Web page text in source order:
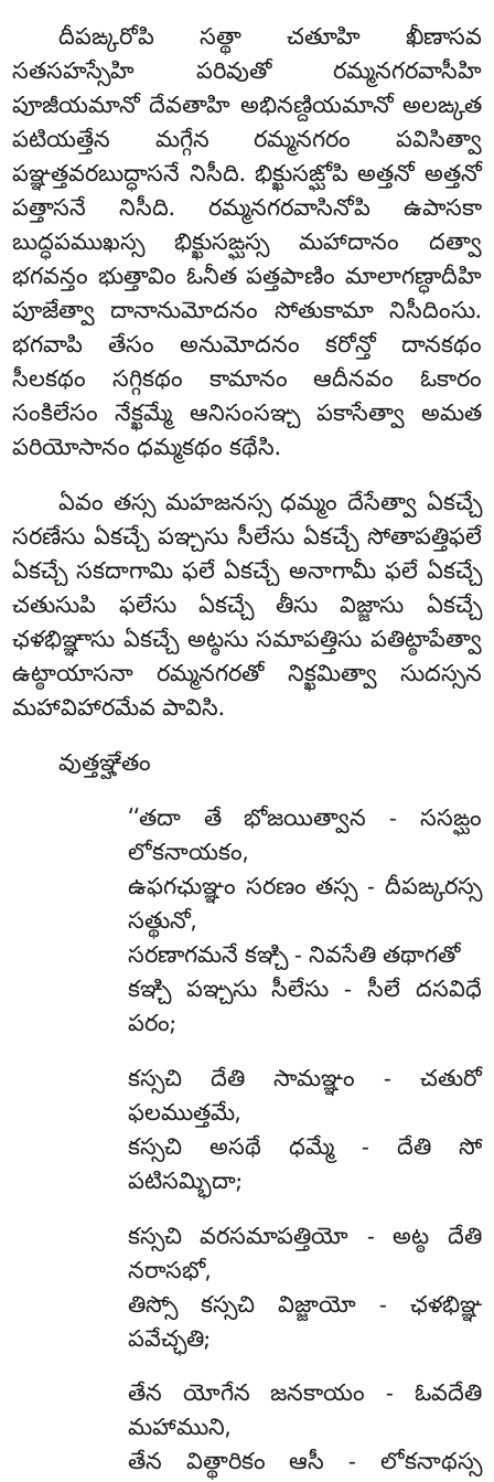
దీపఙ్కరోపి సత్థా చతూహి ఖీణాసవ
సతసహస్సేహి పరివుతో రమ్మనగరవాసీహి
పూజీయమానో దేవతాహి అభినణ్దియమానో అలఙ్కత
పటియత్తేన మగ్గేన రమ్మనగరం పవిసిత్వా
పఞ్ఞత్తవరబుద్ధాసనే నిసీది. భిక్ఖుసఙ్ఘోపి అత్తనో అత్తనో
పత్తాసనే నిసీది. రమ్మనగరవాసినోపి ఉపాసకా
బుద్ధపముఖస్స భిక్ఖుసఙ్ఘస్స మహాదానం దత్వా
భగవన్తం భుత్తావిం ఓనీత పత్తపాణిం మాలాగణ్ధాదీహి
పూజేత్వా దానానుమోదనం సోతుకామా నిసీదింసు.
భగవాపి తేసం అనుమోదనం కరోన్తో దానకథం
సీలకథం సగ్గికథం కామానం ఆదీనవం ఓకారం
సంకిలేసం నేక్ఖమ్మే ఆనిసంసఞ్చ పకాసేత్వా అమత
పరియోసానం ధమ్మకథం కథేసి.
ఏవం తస్స మహజనస్స ధమ్మం దేసేత్వా ఏకచ్చే
సరణేసు ఏకచ్చే పఞ్చసు సీలేసు ఏకచ్చే సోతాపత్తిఫలే
ఏకచ్చే సకదాగామి ఫలే ఏకచ్చే అనాగామీ ఫలే ఏకచ్చే
చతుసుపి ఫలేసు ఏకచ్చే తీసు విజ్జాసు ఏకచ్చే
ఛళభిఞ్ఞాసు ఏకచ్చే అట్ఠసు సమాపత్తిసు పతిట్ఠాపేత్వా
ఉట్ఠాయాసనా రమ్మనగరతో నిక్ఖమిత్వా సుదస్సన
మహావిహారమేవ పావిసి.
వుత్తఞ్హేతం
‘‘తదా తే భోజయిత్వాన - ససఙ్ఘం
లోకనాయకం,
ఉఫగఛుఞ్ఞం సరణం తస్స - దీపఙ్కరస్స
సత్థునో,
సరణాగమనే కఞ్చి - నివసేతి తథాగతో
కఞ్చి పఞ్చసు సీలేసు - సీలే దసవిధే
పరం;
కస్సచి దేతి సామఞ్ఞం - చతురో
ఫలముత్తమే,
కస్సచి అసథే ధమ్మే - దేతి సో
పటిసమ్భిదా;
కస్సచి వరసమాపత్తియో - అట్ఠ దేతి
నరాసభో,
తిస్సో కస్సచి విజ్జాయో - ఛళభిఞ్ఞ
పవేచ్ఛతి;
తేన యోగేన జనకాయం - ఓవదేతి
మహాముని,
తేన విత్థారికం ఆసీ - లోకనాథస్స